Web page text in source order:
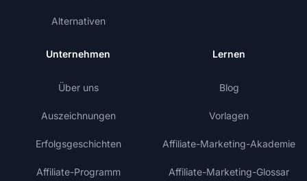
Alternativen
Unternehmen
Über uns
Auszeichnungen
Erfolgsgeschichten
Affiliate-Programm
Lernen
Blog
Vorlagen
Affiliate-Marketing-Akademie
Affiliate-Marketing-Glossar